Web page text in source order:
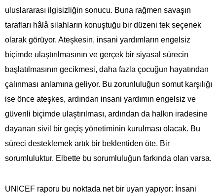
uluslararası ilgisizliğin sonucu. Buna rağmen savaşın
tarafları hâlâ silahların konuştuğu bir düzeni tek seçenek
olarak görüyor. Ateşkesin, insani yardımların engelsiz
biçimde ulaştırılmasının ve gerçek bir siyasal sürecin
başlatılmasının gecikmesi, daha fazla çocuğun hayatından
çalınması anlamına geliyor. Bu zorunluluğun somut karşılığı
ise önce ateşkes, ardından insani yardımın engelsiz ve
güvenli biçimde ulaştırılması, ardından da halkın iradesine
dayanan sivil bir geçiş yönetiminin kurulması olacak. Bu
süreci desteklemek artık bir beklentiden öte. Bir
sorumluluktur. Elbette bu sorumluluğun farkında olan varsa.
UNICEF raporu bu noktada net bir uyarı yapıyor: İnsani